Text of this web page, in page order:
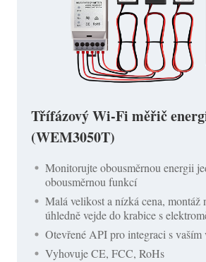
Třífázový Wi-Fi měřič
(WEM3050T)
Monitorujte obousměrnou energii
obousměrnou funkcí
Malá velikost a nízká cena, montáž
úhledně vejde do krabice s
Otevřené API pro integraci s vaším
Vyhovuje CE, FCC, RoHs